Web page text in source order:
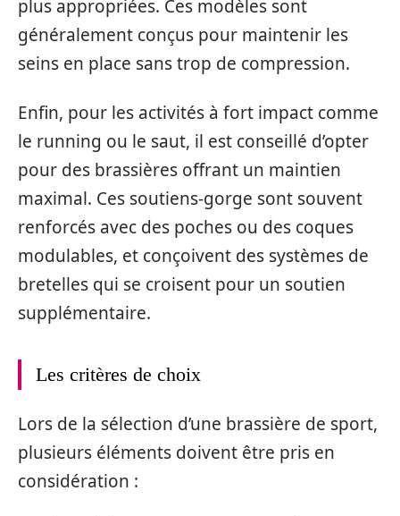
plus appropriées. Ces modèles sont
généralement conçus pour maintenir les
seins en place sans trop de compression.
Enfin, pour les activités à fort impact comme
le running ou le saut, il est conseillé d’opter
pour des brassières offrant un maintien
maximal. Ces soutiens-gorge sont souvent
renforcés avec des poches ou des coques
modulables, et conçoivent des systèmes de
bretelles qui se croisent pour un soutien
supplémentaire.
Les critères de choix
Lors de la sélection d’une brassière de sport,
plusieurs éléments doivent être pris en
considération :